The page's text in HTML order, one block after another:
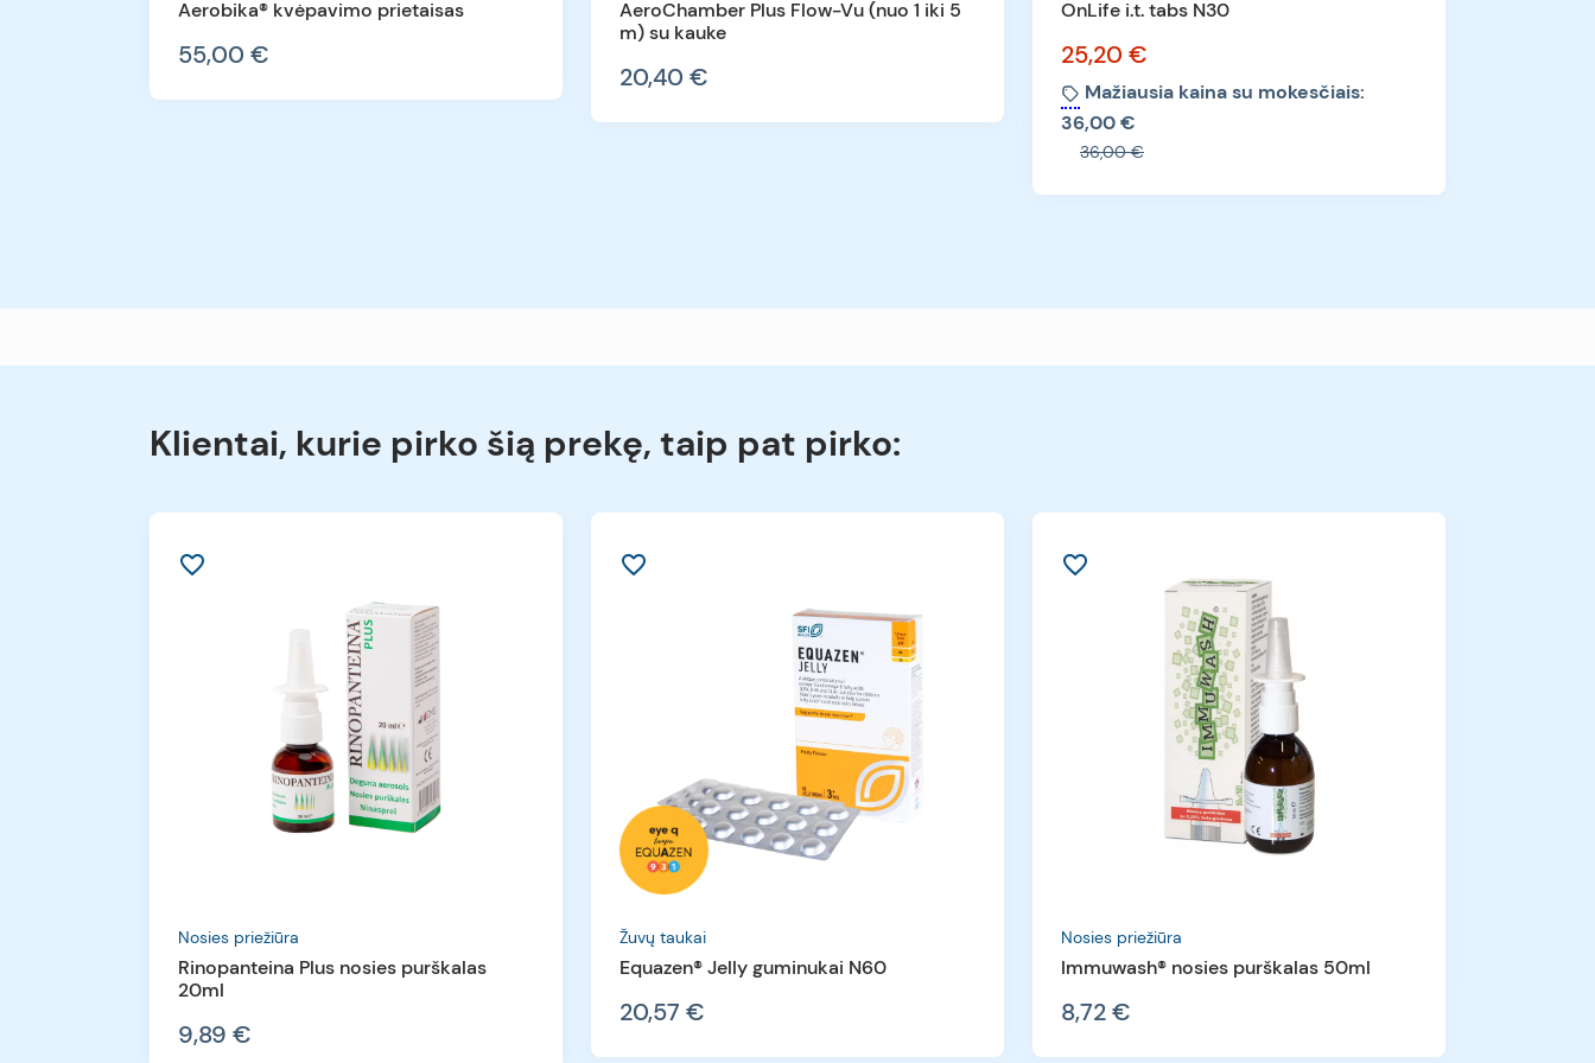
Aerobika® kvėpavimo prietaisas
55,00 €
AeroChamber Plus Flow-Vu (nuo 1 iki 5
m) su kauke
20,40 €
OnLife i.t. tabs N30
25,20 €
Mažiausia kaina su mokesčiais:
36,00 €
36,00 €
Klientai, kurie pirko šią prekę, taip pat pirko:
Nosies priežiūra
Rinopanteina Plus nosies purškalas
20ml
9,89 €
favorite_border
Žuvų taukai
Equazen® Jelly guminukai N60
20,57 €
favorite_border
Nosies priežiūra
Immuwash® nosies purškalas 50ml
8,72 €
favorite_border